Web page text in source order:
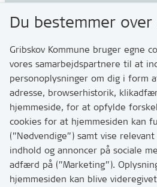
Gribskov Kommune
Rådhusvej 3
3200 Helsinge
Kontakt
Skriv til os via Digital Post
Har du brug for at komme i
hvordan
Tip os om huller i vejen eller
T:7249 6000
Du bestemmer
Gribskov Kommune bruger egne
vores samarbejdspartnere til at
personoplysninger om dig i form
adresse, browserhistorik,
hjemmeside, for at opfylde
cookies for at hjemmesiden kan
(”Nødvendige”) samt vise
indhold og annoncer på sociale
adfærd på (”Marketing”).
hjemmesiden kan blive